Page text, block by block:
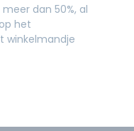
dan 50%, al
het
winkelmandje